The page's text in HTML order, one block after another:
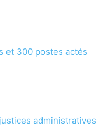
et 300 postes actés
administratives